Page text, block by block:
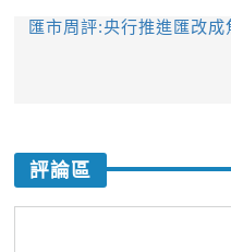
匯市周評:央行推進匯改
評論區